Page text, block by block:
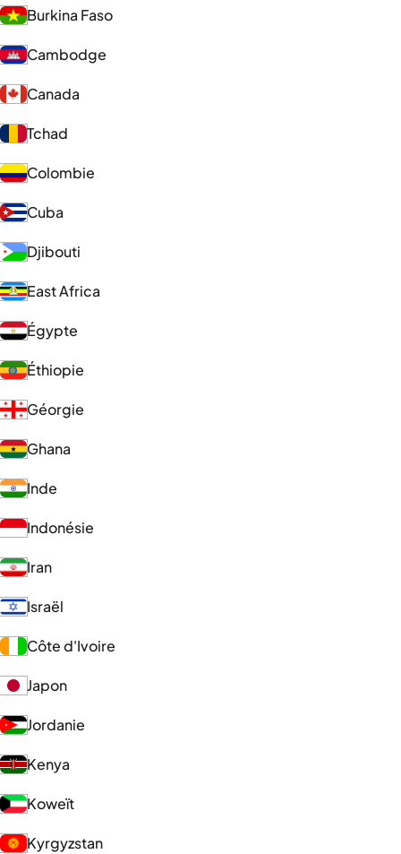
Burkina Faso
Cambodge
Canada
Tchad
Colombie
Cuba
Djibouti
East Africa
Égypte
Éthiopie
Géorgie
Ghana
Inde
Indonésie
Iran
Israël
Côte d'Ivoire
Japon
Jordanie
Kenya
Koweït
Kyrgyzstan